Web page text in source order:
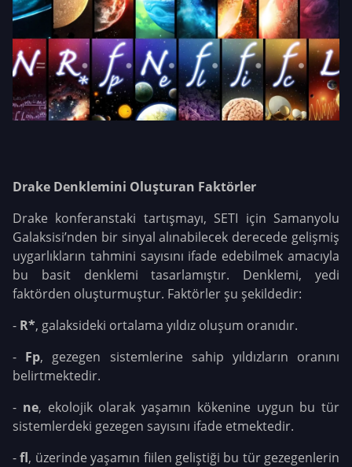
Drake Denklemini Oluşturan Faktörler
Drake konferanstaki tartışmayı, SETI için Samanyolu
Galaksisi’nden bir sinyal alınabilecek derecede gelişmiş
uygarlıkların tahmini sayısını ifade edebilmek amacıyla
bu basit denklemi tasarlamıştır. Denklemi, yedi
faktörden oluşturmuştur. Faktörler şu şekildedir:
- R*, galaksideki ortalama yıldız oluşum oranıdır.
- Fp, gezegen sistemlerine sahip yıldızların oranını
belirtmektedir.
- ne, ekolojik olarak yaşamın kökenine uygun bu tür
sistemlerdeki gezegen sayısını ifade etmektedir.
-fl, üzerinde yaşamın fiilen geliştiği bu tür gezegenlerin